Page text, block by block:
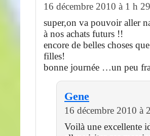
16 décembre 2010 à 1 h
super,on va pouvoir aller
à nos achats futurs !!
encore de belles choses
filles!
bonne journée …un peu
Gene
16 décembre 2010 à
Voilà une excellente